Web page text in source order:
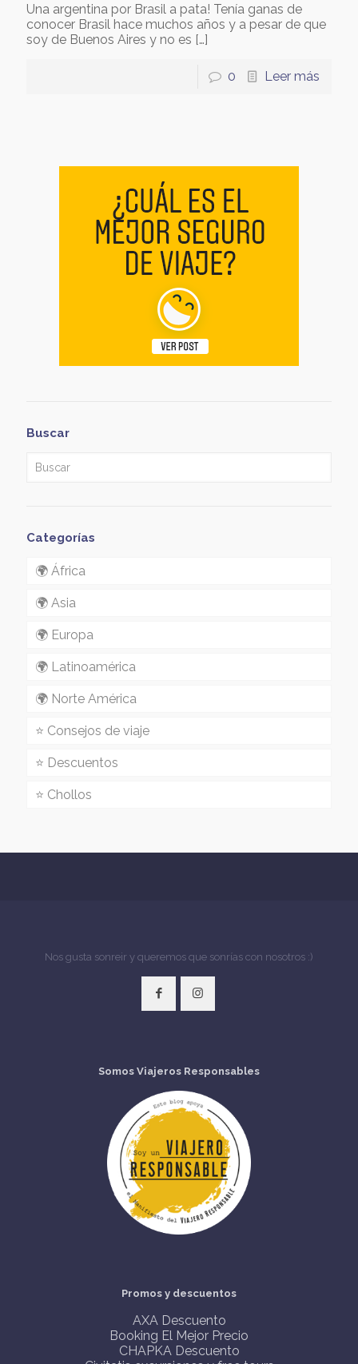
Una argentina por Brasil a pata! Tenía ganas de
conocer Brasil hace muchos años y a pesar de que
soy de Buenos Aires y no es […]
0 Leer más
Buscar
Categorías
🌍 África
🌍 Asia
🌍 Europa
🌍 Latinoamérica
🌍 Norte América
⭐️ Consejos de viaje
⭐️ Descuentos
⭐️ Chollos
Nos gusta sonreir y queremos que sonrías con nosotros :)
Somos Viajeros Responsables
Promos y descuentos
AXA Descuento
Booking El Mejor Precio
CHAPKA Descuento